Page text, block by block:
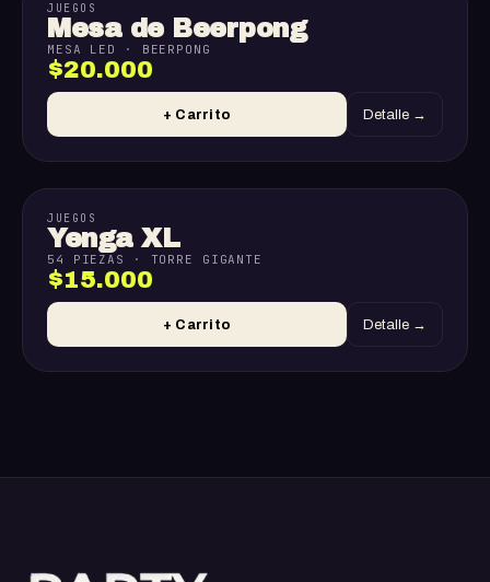
JUEGOS
Mesa de Beerpong
MESA LED · BEERPONG
$20.000
+ Carrito Detalle →
JUEGOS
Yenga XL
54 PIEZAS · TORRE GIGANTE
$15.000
+ Carrito Detalle →